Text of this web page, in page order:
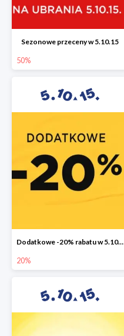
Sezonowe przeceny w 5.10.15
50%
Dodatkowe -20% rabatu w 5.10.15
20%